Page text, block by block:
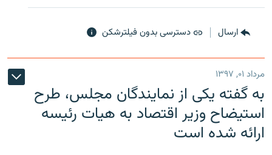
ارسال دسترسی بدون فیلترشکن
مرداد ۰۱, ۱۳۹۷
به گفته یکی از نمایندگان مجلس، طرح
استیضاح وزیر اقتصاد به هیات رئیسه
ارائه شده است